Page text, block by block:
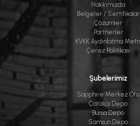
Hakkımızda
Belgeler / Sertifikalar
Çözümler
Partnerler
KVKK Aydınlatma
Çerez Politikası
Şubelerimiz
Sapphire Merkez Ofis
Çatalca Depo
Bursa Depo
Samsun Depo